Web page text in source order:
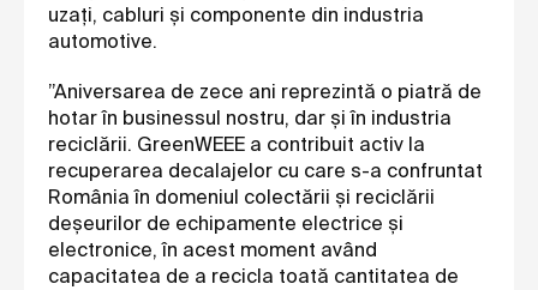
uzați, cabluri și componente din industria
automotive.
”Aniversarea de zece ani reprezintă o piatră de
hotar în businessul nostru, dar și în industria
reciclării. GreenWEEE a contribuit activ la
recuperarea decalajelor cu care s-a confruntat
România în domeniul colectării şi reciclării
deşeurilor de echipamente electrice și
electronice, în acest moment având
capacitatea de a recicla toată cantitatea de